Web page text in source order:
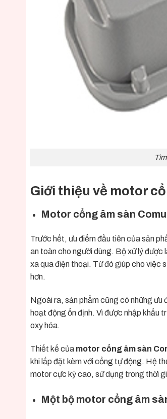
Giới thiệu về motor
Motor cổng âm sàn
Trước hết, ưu điểm đầu tiên của sản
an toàn cho người dùng. Bộ xử lý được
xa qua điện thoại. Từ đó giúp cho việc
hơn.
Ngoài ra, sản phẩm cũng có những ưu
hoạt động ổn định. Vì được nhập khẩu
oxy hóa.
Thiết kế của motor cổng âm sàn
khi lắp đặt kèm với cổng tự động. Hệ
motor cực kỳ cao, sử dụng trong thời
Một bộ motor cổng âm